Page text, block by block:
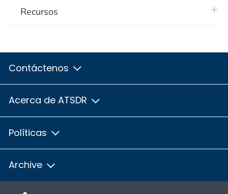
Recursos
Contáctenos
Acerca de ATSDR
Políticas
Archive